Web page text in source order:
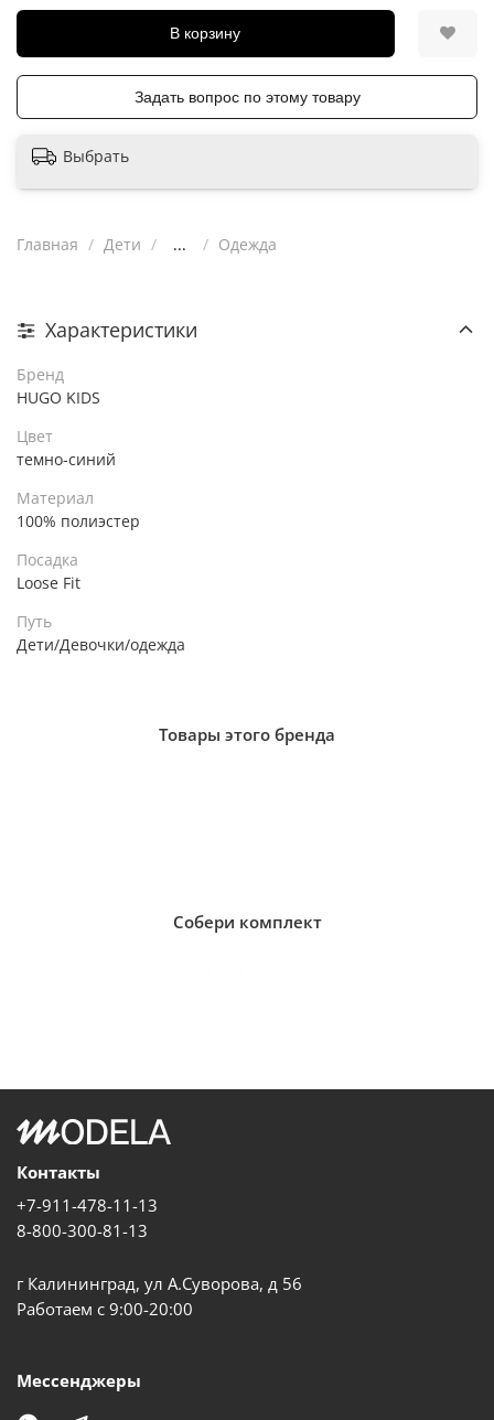
В корзину
Задать вопрос по этому товару
Выбрать
Главная Дети ... Одежда
Характеристики
Бренд
HUGO KIDS
Цвет
темно-синий
Материал
100% полиэстер
Посадка
Loose Fit
Путь
Дети/Девочки/одежда
Товары этого бренда
Собери комплект
Контакты
+7-911-478-11-13
8-800-300-81-13
г Калининград, ул А.Суворова, д 56
Работаем с 9:00-20:00
Мессенджеры